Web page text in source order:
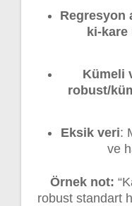
Regresyon
ki-kare
Kümeli
robust/
Eksik veri:
ve
Örnek not:
robust standart